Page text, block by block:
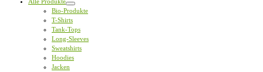
Bio-Produkte
T-Shirts
Tank-Tops
Long-Sleeves
Sweatshirts
Hoodies
Jacken